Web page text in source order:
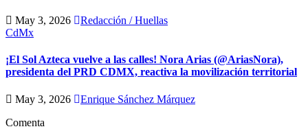
May 3, 2026
Redacción / Huellas
CdMx
¡El Sol Azteca vuelve a las calles! Nora Arias (@AriasNora),
presidenta del PRD CDMX, reactiva la movilización territorial
May 3, 2026
Enrique Sánchez Márquez
Comenta